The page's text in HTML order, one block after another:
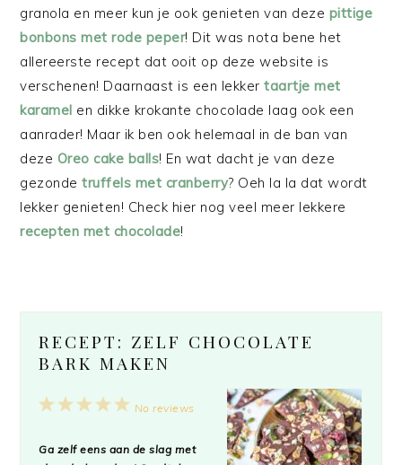
granola en meer kun je ook genieten van deze pittige
bonbons met rode peper! Dit was nota bene het
allereerste recept dat ooit op deze website is
verschenen! Daarnaast is een lekkertaartje met
karamel en dikke krokante chocolade laag ook een
aanrader! Maar ik ben ook helemaal in de ban van
deze Oreo cake balls! En wat dacht je van deze
gezondetruffels met cranberry? Oeh la la dat wordt
lekker genieten! Check hier nog veel meer lekkere
recepten met chocolade!
RECEPT: ZELF CHOCOLATE
BARK MAKEN
5
4
3
2
1
No reviews
Ga zelf eens aan de slag met